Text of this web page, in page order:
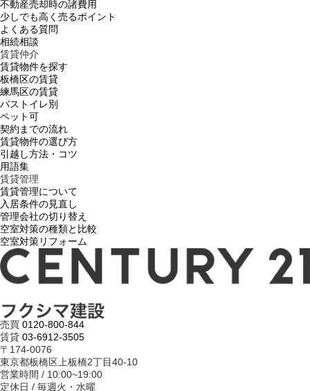
不動産売却時の諸費用
少しでも高く売るポイント
よくある質問
相続相談
賃貸仲介
賃貸物件を探す
板橋区の賃貸
練馬区の賃貸
バストイレ別
ペット可
契約までの流れ
賃貸物件の選び方
引越し方法・コツ
用語集
賃貸管理
賃貸管理について
入居条件の見直し
管理会社の切り替え
空室対策の種類と比較
空室対策リフォーム
売買 0120-800-844
賃貸 03-6912-3505
〒174-0076
東京都板橋区上板橋2丁目40-10
営業時間 / 10:00~19:00
定休日 / 毎週火・水曜